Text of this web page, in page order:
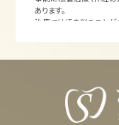
あります。
・治療では歯を削ること
・抜歯や外科処置をともな
・治療で歯肉を移植する場
られることがあります。
・治療後、自発痛、咬合痛
・歯ぎしり・食いしばり